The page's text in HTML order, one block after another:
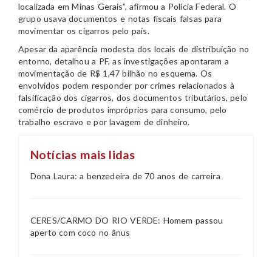
localizada em Minas Gerais”, afirmou a Polícia Federal. O
grupo usava documentos e notas fiscais falsas para
movimentar os cigarros pelo país.
Apesar da aparência modesta dos locais de distribuição no
entorno, detalhou a PF, as investigações apontaram a
movimentação de R$ 1,47 bilhão no esquema. Os
envolvidos podem responder por crimes relacionados à
falsificação dos cigarros, dos documentos tributários, pelo
comércio de produtos impróprios para consumo, pelo
trabalho escravo e por lavagem de dinheiro.
Notícias mais lidas
Dona Laura: a benzedeira de 70 anos de carreira
CERES/CARMO DO RIO VERDE: Homem passou
aperto com coco no ânus